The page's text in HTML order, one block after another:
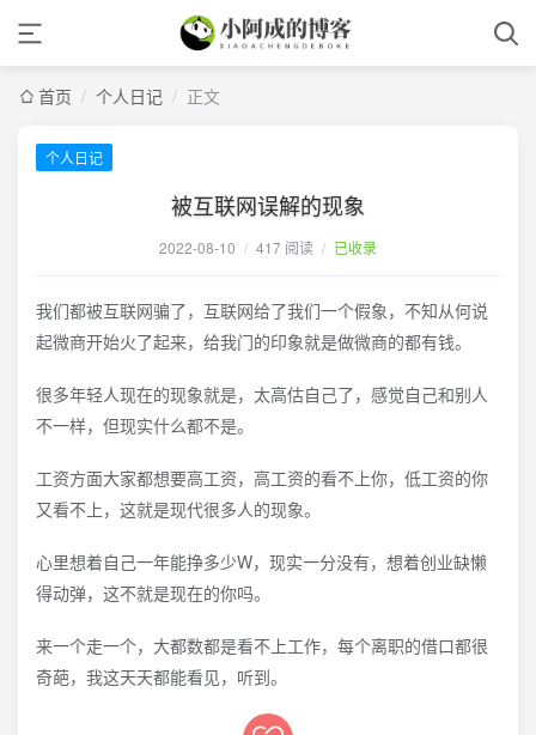
首页 / 个人日记 / 正文
个人日记
被互联网误解的现象
2022-08-10 / 417 阅读 / 已收录
我们都被互联网骗了，互联网给了我们一个假象，不知从何说
起微商开始火了起来，给我门的印象就是做微商的都有钱。
很多年轻人现在的现象就是，太高估自己了，感觉自己和别人
不一样，但现实什么都不是。
工资方面大家都想要高工资，高工资的看不上你，低工资的你
又看不上，这就是现代很多人的现象。
心里想着自己一年能挣多少W，现实一分没有，想着创业缺懒
得动弹，这不就是现在的你吗。
来一个走一个，大都数都是看不上工作，每个离职的借口都很
奇葩，我这天天都能看见，听到。